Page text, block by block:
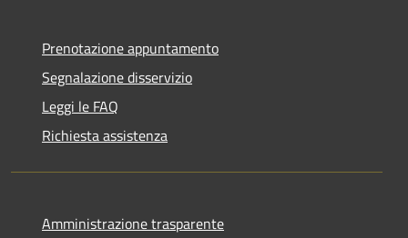
Prenotazione appuntamento
Segnalazione disservizio
Leggi le FAQ
Richiesta assistenza
Amministrazione trasparente